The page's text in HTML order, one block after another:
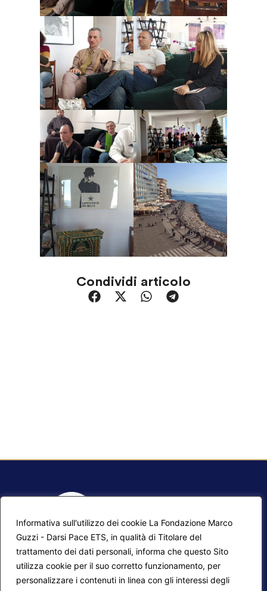
Informativa sull'utilizzo dei cookie La Fondazione Marco
Guzzi - Darsi Pace ETS, in qualità di Titolare del
trattamento dei dati personali, informa che questo Sito
utilizza cookie per il suo corretto funzionamento, per
personalizzare i contenuti in linea con gli interessi degli
Condividi articolo